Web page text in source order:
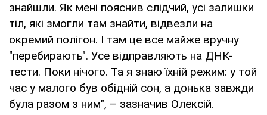
знайшли. Як мені пояснив слідчий, усі залишки
тіл, які змогли там знайти, відвезли на
окремий полігон. І там це все майже вручну
"перебирають". Усе відправляють на ДНК-
тести. Поки нічого. Та я знаю їхній режим: у той
час у малого був обідній сон, а донька завжди
була разом з ним", – зазначив Олексій.